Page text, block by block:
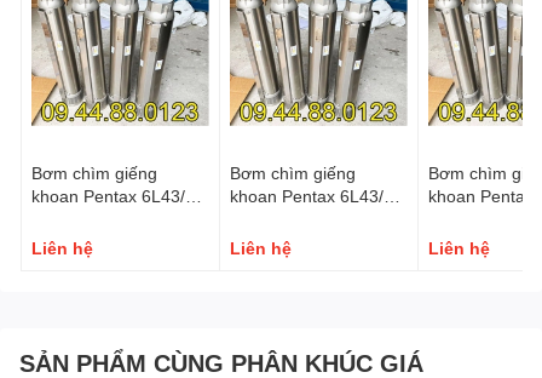
Bơm chìm giếng
khoan Pentax 6L43/18
Liên hệ
Bơm chìm giếng
khoan Pentax 6L43/12
Liên hệ
Bơm chìm
khoan Pentax
Liên hệ
SẢN PHẨM CÙNG PHÂN KHÚC GIÁ